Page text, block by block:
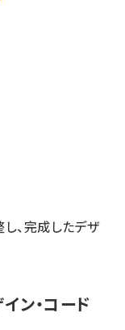
、完成したデザ
ン・コード